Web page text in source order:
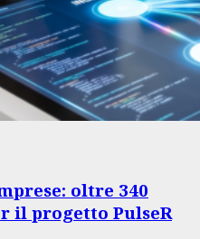
oltre 340
il progetto PulseR